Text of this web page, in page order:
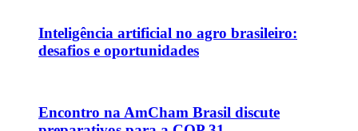
Inteligência artificial no agro brasileiro:
desafios e oportunidades
Encontro na AmCham Brasil discute